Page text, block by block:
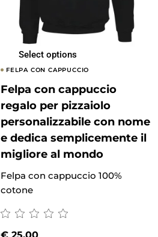
Select options
FELPA CON CAPPUCCIO
Felpa con cappuccio
regalo per pizzaiolo
personalizzabile con nome
e dedica semplicemente il
migliore al mondo
Felpa con cappuccio 100%
cotone